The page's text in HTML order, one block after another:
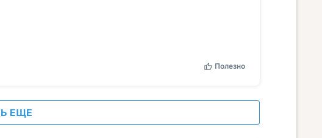
Полезно
ЕЩЕ